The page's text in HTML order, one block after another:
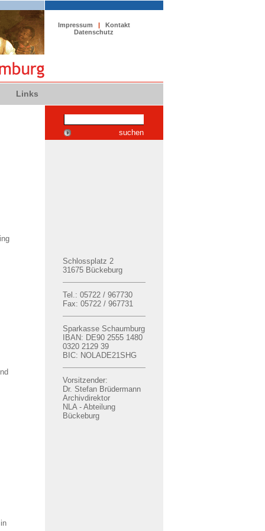
Impressum |
Kontakt
Datenschutz
Links
und
in
suchen
Schlossplatz 2
31675 Bückeburg
Tel.: 05722 / 967730
Fax: 05722 / 967731
Sparkasse Schaumburg
IBAN: DE90 2555 1480
0320 2129 39
BIC: NOLADE21SHG
Vorsitzender:
Dr. Stefan Brüdermann
Archivdirektor
NLA - Abteilung
Bückeburg